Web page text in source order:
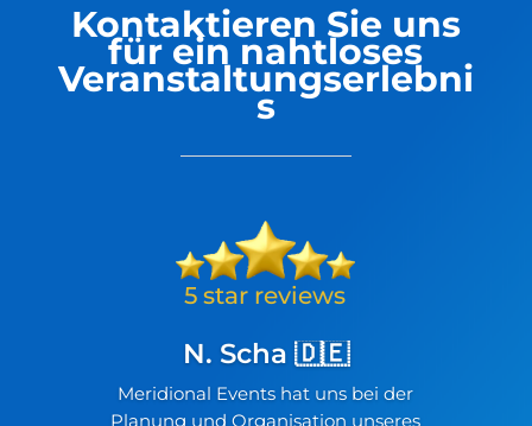
Kontaktieren Sie uns
für ein nahtloses
Veranstaltungserlebni
s
N. Scha 🇩🇪
Meridional Events hat uns bei der
Planung und Organisation unseres